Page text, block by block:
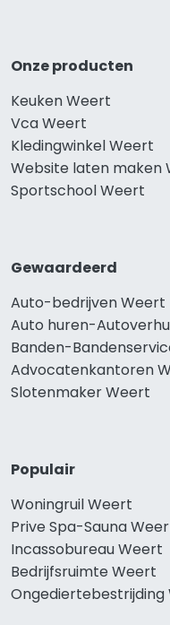
Onze producten
Keuken Weert
Vca Weert
Kledingwinkel Weert
Website laten maken
Sportschool Weert
Gewaardeerd
Auto-bedrijven Weert
Auto huren-
Banden-
Advocatenkantoren
Slotenmaker Weert
Populair
Woningruil Weert
Prive Spa-Sauna
Incassobureau Weert
Bedrijfsruimte Weert
Ongediertebestrijding